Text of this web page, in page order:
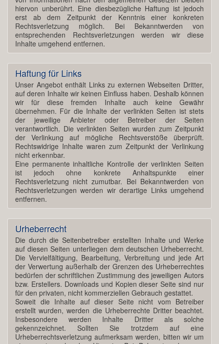
hiervon unberührt. Eine diesbezügliche Haftung ist jedoch
erst ab dem Zeitpunkt der Kenntnis einer konkreten
Rechtsverletzung möglich. Bei Bekanntwerden von
entsprechenden Rechtsverletzungen werden wir diese
Inhalte umgehend entfernen.
Haftung für Links
Unser Angebot enthält Links zu externen Webseiten Dritter,
auf deren Inhalte wir keinen Einfluss haben. Deshalb können
wir für diese fremden Inhalte auch keine Gewähr
übernehmen. Für die Inhalte der verlinkten Seiten ist stets
der jeweilige Anbieter oder Betreiber der Seiten
verantwortlich. Die verlinkten Seiten wurden zum Zeitpunkt
der Verlinkung auf mögliche Rechtsverstöße überprüft.
Rechtswidrige Inhalte waren zum Zeitpunkt der Verlinkung
nicht erkennbar.
Eine permanente inhaltliche Kontrolle der verlinkten Seiten
ist jedoch ohne konkrete Anhaltspunkte einer
Rechtsverletzung nicht zumutbar. Bei Bekanntwerden von
Rechtsverletzungen werden wir derartige Links umgehend
entfernen.
Urheberrecht
Die durch die Seitenbetreiber erstellten Inhalte und Werke
auf diesen Seiten unterliegen dem deutschen Urheberrecht.
Die Vervielfältigung, Bearbeitung, Verbreitung und jede Art
der Verwertung außerhalb der Grenzen des Urheberrechtes
bedürfen der schriftlichen Zustimmung des jeweiligen Autors
bzw. Erstellers. Downloads und Kopien dieser Seite sind nur
für den privaten, nicht kommerziellen Gebrauch gestattet.
Soweit die Inhalte auf dieser Seite nicht vom Betreiber
erstellt wurden, werden die Urheberrechte Dritter beachtet.
Insbesondere werden Inhalte Dritter als solche
gekennzeichnet. Sollten Sie trotzdem auf eine
Urheberrechtsverletzung aufmerksam werden, bitten wir um